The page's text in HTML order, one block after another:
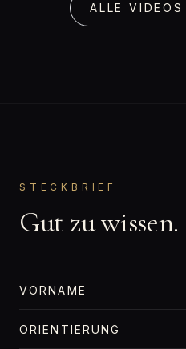
ALLE VIDEOS
STECKBRIEF
Gut zu wissen.
VORNAME
ORIENTIERUNG